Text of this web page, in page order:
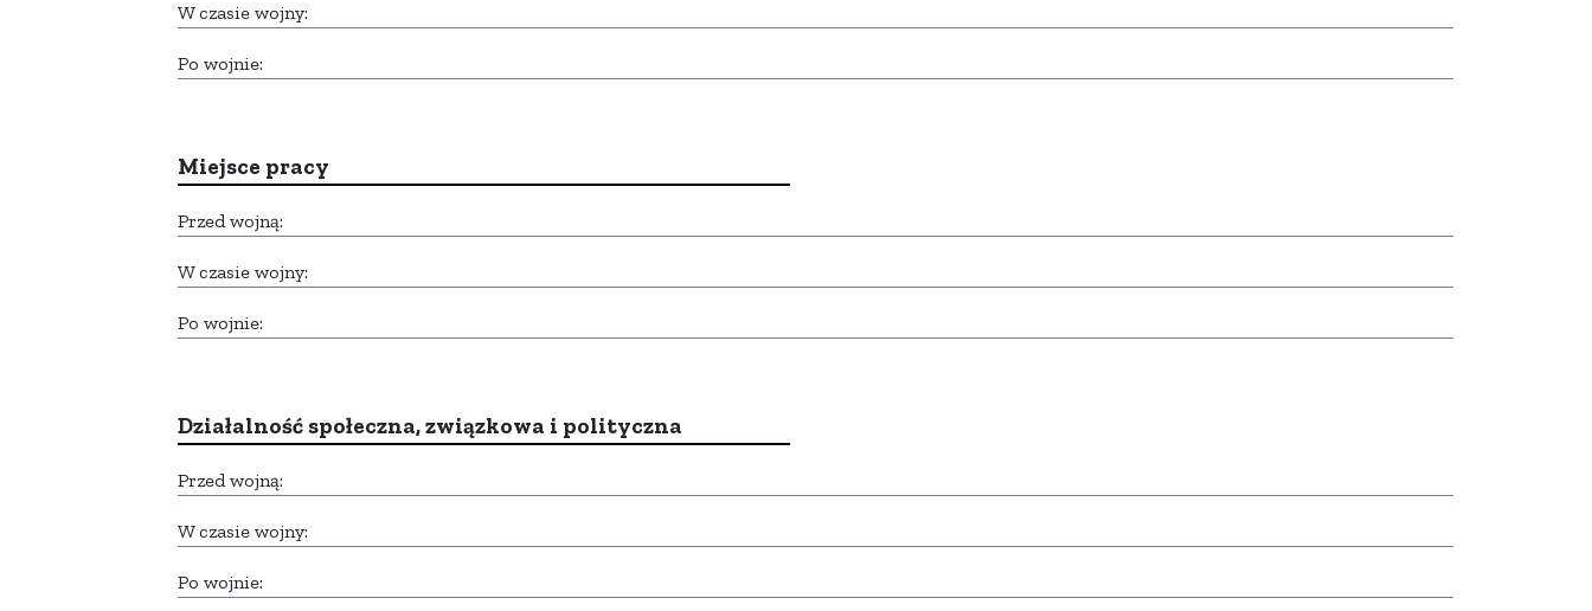
W czasie wojny:
Po wojnie:
Miejsce pracy
Przed wojną:
W czasie wojny:
Po wojnie:
Działalność społeczna, związkowa i polityczna
Przed wojną:
W czasie wojny:
Po wojnie: